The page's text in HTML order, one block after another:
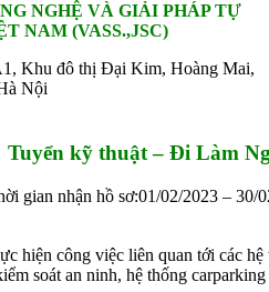
NGHỆ VÀ GIẢI PHÁP TỰ
NAM (VASS.,JSC)
Khu đô thị Đại Kim, Hoàng Mai,
Nội
Tuyển kỹ thuật – Đi Làm
gian nhận hồ sơ:01/02/2023 – 30/
hiện công việc liên quan tới các
soát an ninh, hệ thống carparking